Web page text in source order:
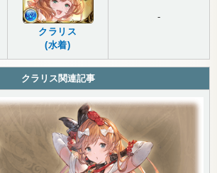
クラリス
(水着)
-
クラリス関連記事